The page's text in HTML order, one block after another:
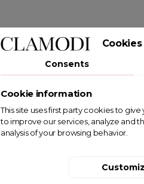
Cookies
Consents
Cookie information
This site uses first party cookies to
to improve our services, analyze and
analysis of your browsing behavior.